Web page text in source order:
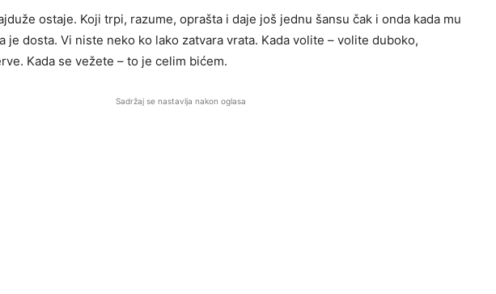
ostaje. Koji trpi, razume, oprašta i daje još jednu šansu čak i onda kada mu
je dosta. Vi niste neko ko lako zatvara vrata. Kada volite – volite duboko,
Kada se vežete – to je celim bićem.
Sadržaj se nastavlja nakon oglasa